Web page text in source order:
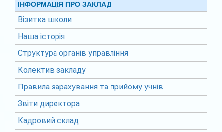
ІНФОРМАЦІЯ ПРО ЗАКЛАД
Візитка школи
Наша історія
Структура органів управління
Колектив закладу
Правила зарахування та прийому учнів
Звіти директора
Кадровий склад